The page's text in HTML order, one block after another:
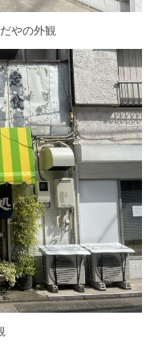
やの外観